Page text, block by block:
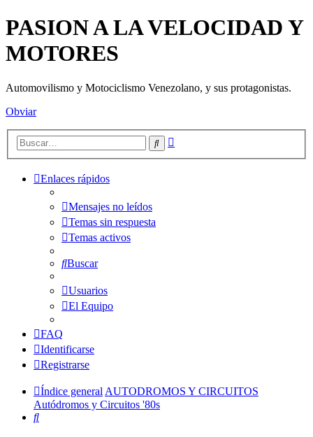
PASION A LA VELOCIDAD Y
MOTORES
Automovilismo y Motociclismo Venezolano, y sus protagonistas.
Obviar
Buscar
Enlaces rápidos
Mensajes no leídos
Temas sin respuesta
Temas activos
Buscar
Usuarios
El Equipo
FAQ
Identificarse
Registrarse
Índice generalAUTODROMOS Y CIRCUITOS
Autódromos y Circuitos '80s
Buscar